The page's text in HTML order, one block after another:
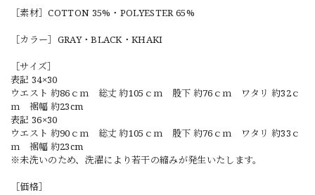
［素材］COTTON 35%・POLYESTER 65%
［カラー］GRAY・BLACK・KHAKI
［サイズ］
表記 34×30
ウエスト 約86ｃｍ 総丈 約105ｃｍ 股下 約76ｃｍ ワタリ 約32ｃ
ｍ 裾幅 約23cm
表記 36×30
ウエスト 約90ｃｍ 総丈 約105ｃｍ 股下 約76ｃｍ ワタリ 約33ｃ
ｍ 裾幅 約23cm
※未洗いのため、洗濯により若干の縮みが発生いたします。
［価格］